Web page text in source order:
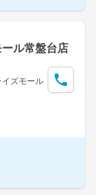
ル常盤台店
ズモール